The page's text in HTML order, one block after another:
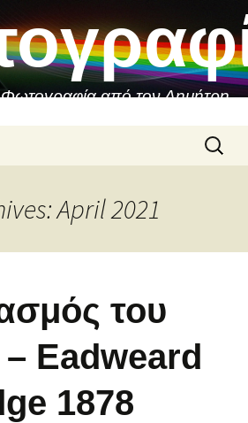
από τον Δημήτρη
Search
for:
April 2021
του
Eadweard
1878